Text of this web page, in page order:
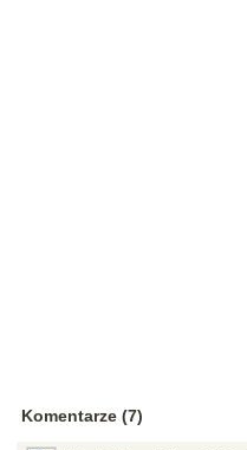
Komentarze (7)